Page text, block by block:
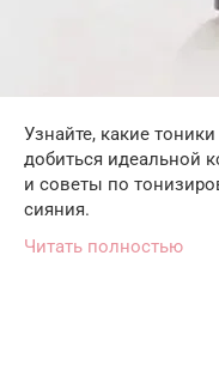
Узнайте, какие
добиться идеальной
и советы по
сияния.
Читать полностью